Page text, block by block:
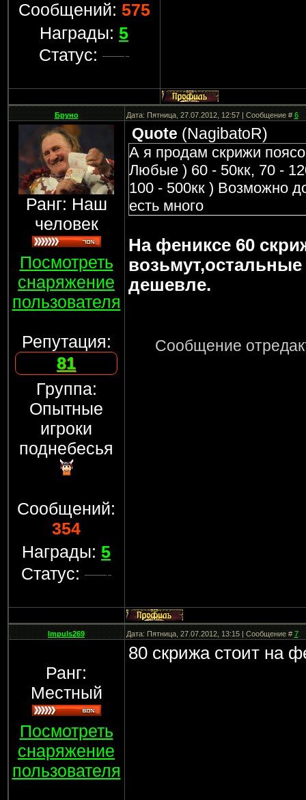
Сообщений: 575
Награды: 5
Статус:
Бруно Дата: Пятница, 27.07.2012, 12:57 | Сообщение #6
Ранг: Наш
человек
Посмотреть
снаряжение
пользователя
Репутация:
81
Группа:
Опытные
игроки
поднебесья
Сообщений:
354
Награды: 5
Статус:
Quote (NagibatoR)
А я продам скрижи
Любые ) 60 - 50кк, 70 -
100 - 500кк ) Возможно
есть много
На фениксе 60
возьмут,остальные
дешевле.
Сообщение
Impuls269 Дата: Пятница, 27.07.2012, 13:15 | Сообщение #7
Ранг:
Местный
Посмотреть
снаряжение
пользователя
80 скрижа стоит на